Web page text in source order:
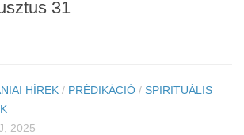
31
HÍREK / PRÉDIKÁCIÓ / SPIRITUÁLIS
2025